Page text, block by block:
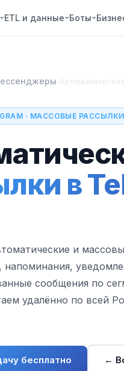
ETL и данные Боты
›
· МАССОВЫЕ
в
и
напоминания,
сообщения по
удалённо по всей
бесплатно ←